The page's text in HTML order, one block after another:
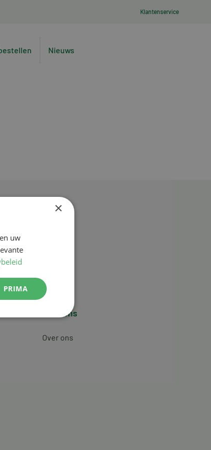
Klantenservice
Nieuws
Over ons
Over ons
×
uw
PRIMA